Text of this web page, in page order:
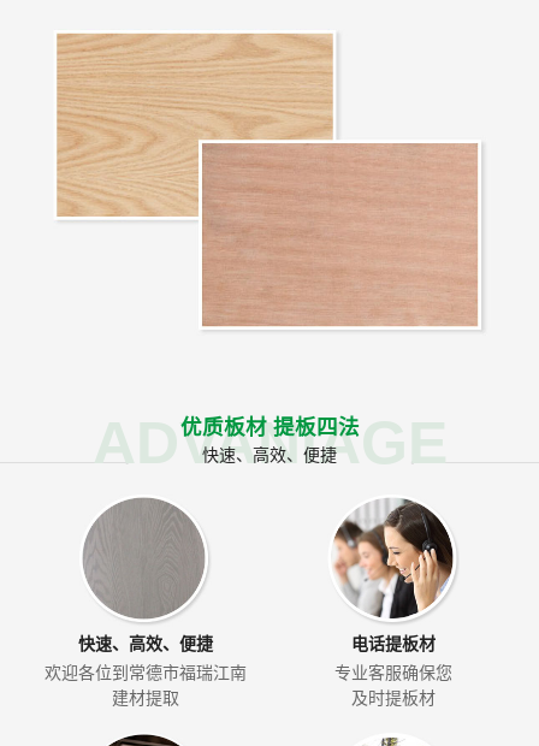
优质板材 提板四法
ADVANIAGE
快速、高效、便捷
快速、高效、便捷
欢迎各位到常德市福瑞江南
建材提取
电话提板材
专业客服确保您
及时提板材